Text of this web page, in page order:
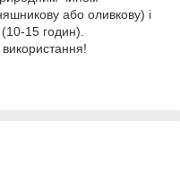
або оливкову) і
(10-15 годин).
використання!